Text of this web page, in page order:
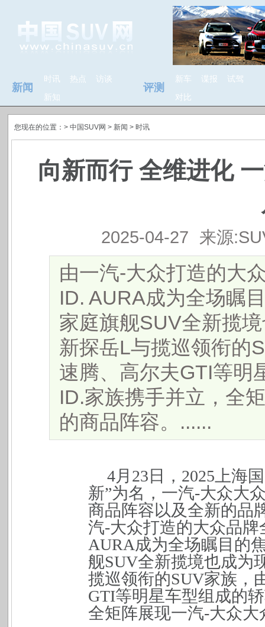
新闻
时讯 热点
访谈
新知
评测
新车 谍报
试驾
对比
您现在的位置：> 中国SUV网 > 新闻 > 时讯
向新而行 全维进化
2025-04-27 来源
由一汽-大众打造的大
ID. AURA成为全场瞩
家庭旗舰SUV全新揽
新探岳L与揽巡领衔的
速腾、高尔夫GTI等明
ID.家族携手并立，全
的商品阵容。......
4月23日，2025上海
新”为名，一汽-大众大
商品阵容以及全新的品
汽-大众打造的大众品
AURA成为全场瞩目的
舰SUV全新揽境也成为
揽巡领衔的SUV家族，
GTI等明星车型组成的
全矩阵展现一汽-大众